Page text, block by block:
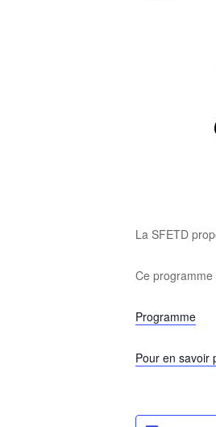
La SFETD
Ce
Programme
Pour en savoir